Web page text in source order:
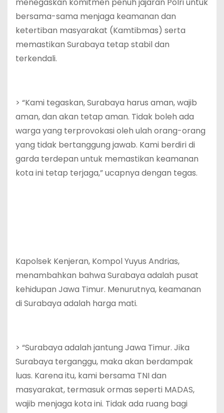
bersama-sama menjaga keamanan dan
ketertiban masyarakat (Kamtibmas) serta
memastikan Surabaya tetap stabil dan
terkendali.
> “Kami tegaskan, Surabaya harus aman, wajib
aman, dan akan tetap aman. Tidak boleh ada
warga yang terprovokasi oleh ulah orang-orang
yang tidak bertanggung jawab. Kami berdiri di
garda terdepan untuk memastikan keamanan
kota ini tetap terjaga,” ucapnya dengan tegas.
Kapolsek Kenjeran, Kompol Yuyus Andrias,
menambahkan bahwa Surabaya adalah pusat
kehidupan Jawa Timur. Menurutnya, keamanan
di Surabaya adalah harga mati.
> “Surabaya adalah jantung Jawa Timur. Jika
Surabaya terganggu, maka akan berdampak
luas. Karena itu, kami bersama TNI dan
masyarakat, termasuk ormas seperti MADAS,
wajib menjaga kota ini. Tidak ada ruang bagi